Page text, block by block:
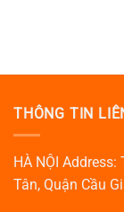
THÔNG TIN
HÀ NỘI
Tân, Quận Cầu